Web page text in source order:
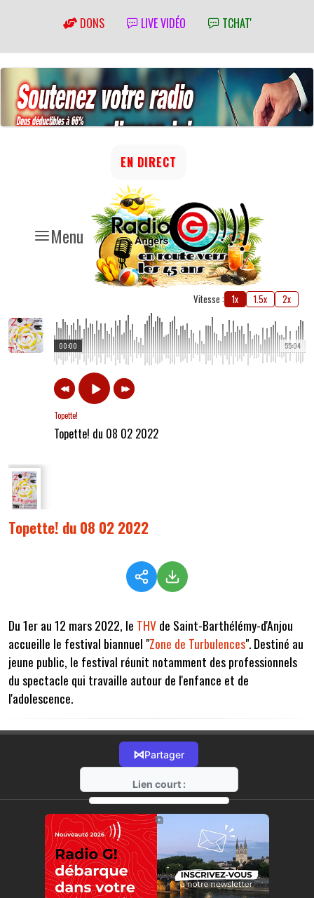
DONS LIVE VIDÉO TCHAT'
Menu
EN DIRECT
Vitesse : 1x 1.5x 2x
55:04
00:00
Topette!
Topette! du 08 02 2022
Topette! du 08 02 2022
Du 1er au 12 mars 2022, le THVde Saint-Barthélémy-d'Anjou
accueille le festival biannuel "Zone de Turbulences". Destiné au
jeune public, le festival réunit notamment des professionnels
du spectacle qui travaille autour de l'enfance et de
l'adolescence.
⋈Partager
Lien court :
https://radio-g.fr?7614
⧉